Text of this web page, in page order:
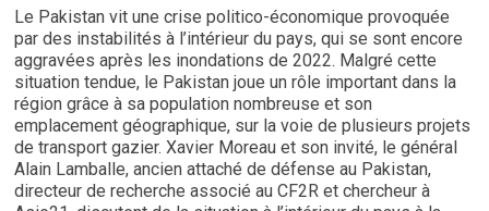
Le Pakistan vit une crise politico-économique provoquée
par des instabilités à l’intérieur du pays, qui se sont encore
aggravées après les inondations de 2022. Malgré cette
situation tendue, le Pakistan joue un rôle important dans la
région grâce à sa population nombreuse et son
emplacement géographique, sur la voie de plusieurs projets
de transport gazier. Xavier Moreau et son invité, le général
Alain Lamballe, ancien attaché de défense au Pakistan,
directeur de recherche associé au CF2R et chercheur à